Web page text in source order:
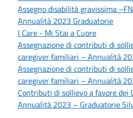
Assegno disabilità gravissima
Annualità 2023 Graduatorie
I Care - Mi Stai a Cuore
Assegnazione di contributi di
caregiver familiari – Annualità
Assegnazione di contributi di
caregiver familiari – Annualità
Contributi di sollievo a favore dei
Annualità 2023 – Graduatorie